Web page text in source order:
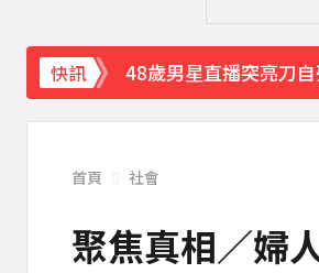
快訊
48歲男星直播突亮刀
遭前夫割頸脅迫！「
停更1個月全面復工！
下載東森App，隨時掌
首頁 社會
聚焦真相／婦